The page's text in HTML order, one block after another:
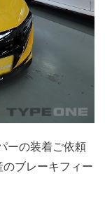
ーの装着ご依頼
ブレーキフィー